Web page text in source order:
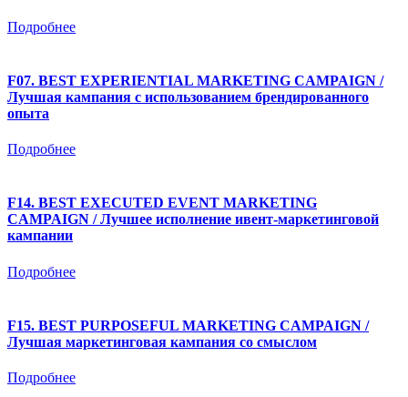
Подробнее
F07. BEST EXPERIENTIAL MARKETING CAMPAIGN /
Лучшая кампания с использованием брендированного
опыта
Подробнее
F14. BEST EXECUTED EVENT MARKETING
CAMPAIGN / Лучшее исполнение ивент-маркетинговой
кампании
Подробнее
F15. BEST PURPOSEFUL MARKETING CAMPAIGN /
Лучшая маркетинговая кампания со смыслом
Подробнее